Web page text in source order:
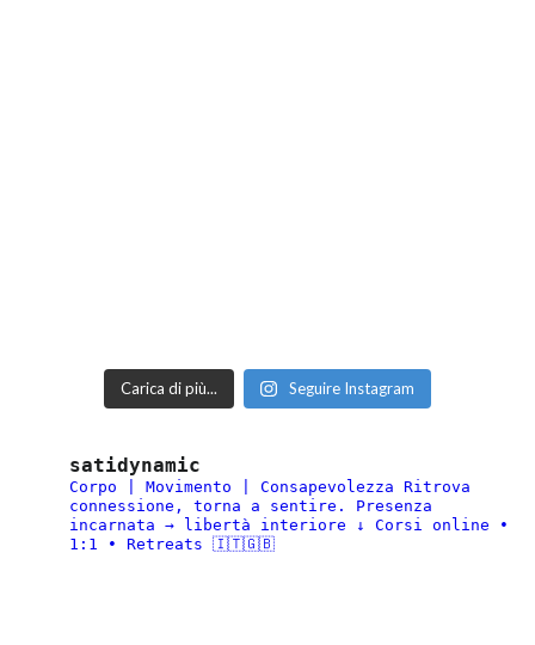
Carica di più... Seguire Instagram
satidynamic
Corpo | Movimento | Consapevolezza Ritrova
connessione, torna a sentire.
Presenza
incarnata → libertà interiore ↓ Corsi online •
1:1 • Retreats 🇮🇹🇬🇧